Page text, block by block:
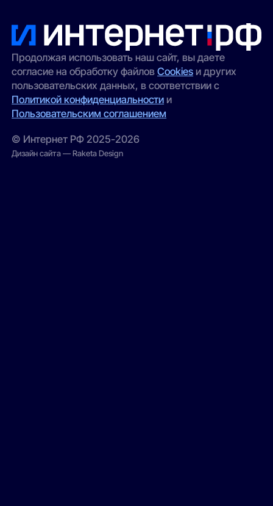
Продолжая использовать наш сайт, вы даете
согласие на обработку файловCookies и других
пользовательских данных, в соответствии с
Политикой конфиденциальности и
Пользовательским соглашением
© Интернет РФ 2025-2026
Дизайн сайта — Raketa Design